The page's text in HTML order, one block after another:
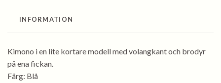
INFORMATION
Kimono i en lite kortare modell med volangkant och brodyr
på ena fickan.
Färg: Blå